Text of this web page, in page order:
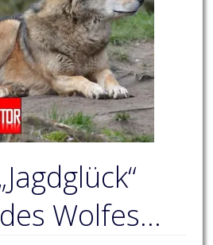
Wolfes…